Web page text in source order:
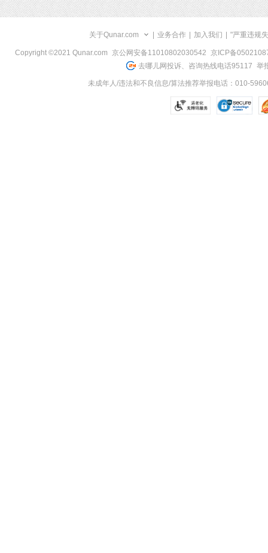
关于Qunar.com 业务合作 加入我们 "严重违规
Copyright ©2021 Qunar.com 京公网安备11010802030542
京ICP备
去哪儿网投诉、咨询热线电话95117 举
未成年人/违法和不良信息/算法推荐举报电话：010-